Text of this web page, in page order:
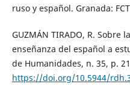
ruso y español. Granada:
GUZMÁN TIRADO, R. Sobre
enseñanza del español a
de Humanidades, n. 35, p.
https://doi.org/10.5944/